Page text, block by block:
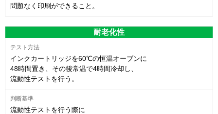
問題なく印刷ができること。
耐老化性
インクカートリッジを60℃の恒温オーブンに
48時間置き、その後常温で4時間冷却し、
流動性テストを行う。
流動性テストを行う際に